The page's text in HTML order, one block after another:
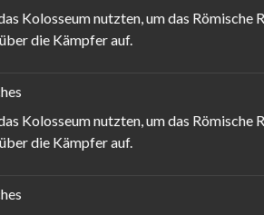
Kolosseum nutzten, um das
die Kämpfer auf.
Kolosseum nutzten, um das
die Kämpfer auf.